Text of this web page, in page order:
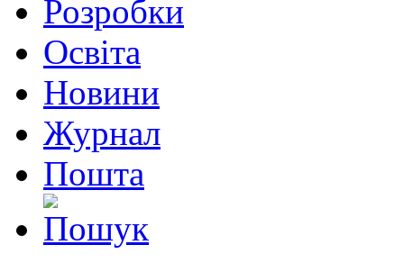
Розробки
Освіта
Новини
Журнал
Пошта